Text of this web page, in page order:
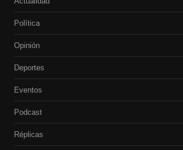
Política
Opinión
Deportes
Eventos
Podcast
Réplicas